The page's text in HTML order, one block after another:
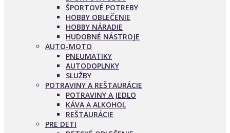
ŠPORTOVÉ POTREBY
HOBBY OBLEČENIE
HOBBY NÁRADIE
HUDOBNÉ NÁSTROJE
AUTO-MOTO
PNEUMATIKY
AUTODOPLNKY
SLUŽBY
POTRAVINY A REŠTAURÁCIE
POTRAVINY A JEDLO
KÁVA A ALKOHOL
REŠTAURÁCIE
PRE DETI